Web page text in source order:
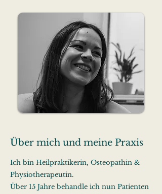
Über mich und meine Praxis
Ich bin Heilpraktikerin, Osteopathin &
Physiotherapeutin.
Über 15 Jahre behandle ich nun Patienten